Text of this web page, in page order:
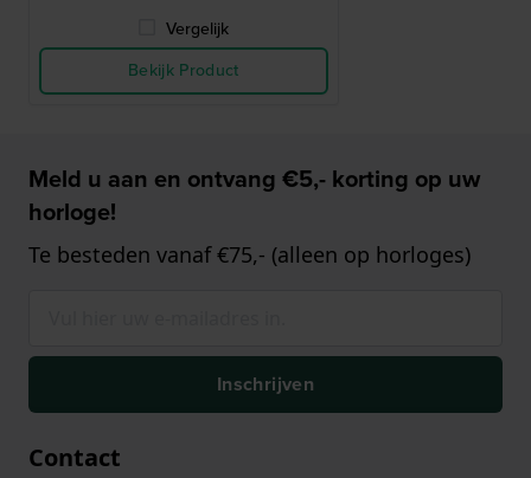
Vergelijk
Bekijk Product
Meld u aan en ontvang €5,- korting op uw
horloge!
Te besteden vanaf €75,- (alleen op horloges)
Inschrijven
Contact